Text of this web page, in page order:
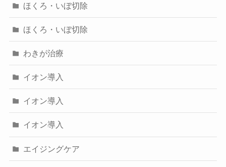
ほくろ・いぼ切除
ほくろ・いぼ切除
わきが治療
イオン導入
イオン導入
イオン導入
エイジングケア